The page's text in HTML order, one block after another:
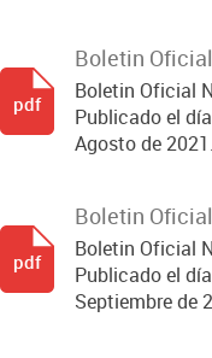
Boletin
Boletin Oficial
Publicado el
Agosto de
pdf
Boletin
Boletin Oficial
Publicado el
Septiembre de
pdf